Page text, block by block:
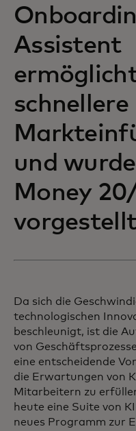
Assistent
schnellere
und
Money
Da sich die
technologischen
beschleunigt, ist die
von
eine entscheidende
die Erwartungen von
Mitarbeitern zu
heute eine Suite von
neues Programm zur